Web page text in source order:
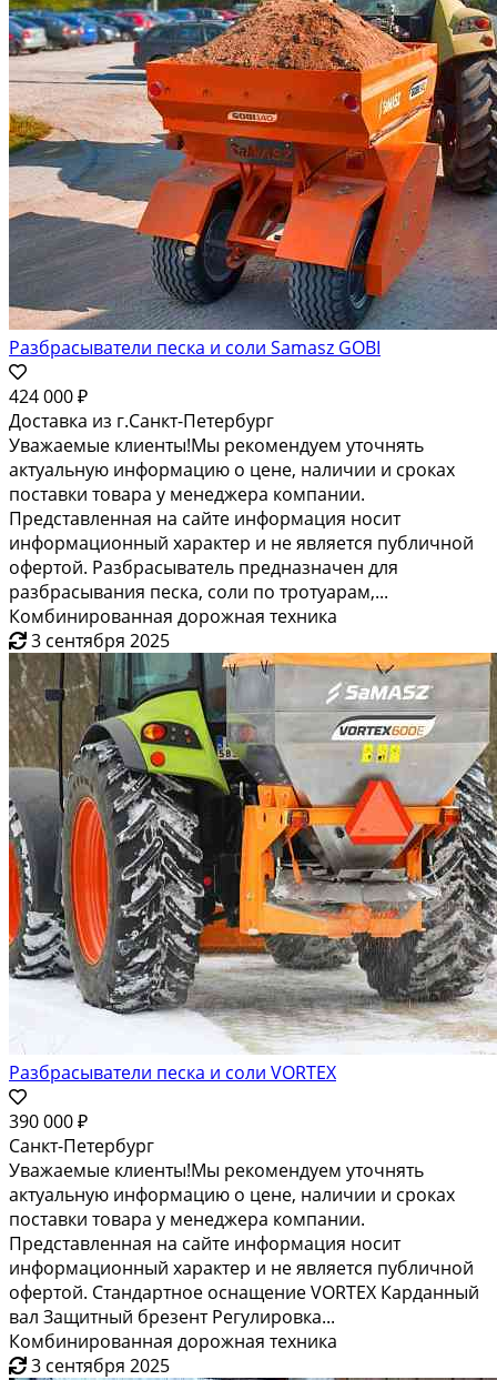
Разбрасыватели песка и соли Samasz GOBI
424 000 ₽
Доставка из г.Санкт-Петербург
Уважаемые клиенты!Мы рекомендуем уточнять
актуальную информацию о цене, наличии и сроках
поставки товара у менеджера компании.
Представленная на сайте информация носит
информационный характер и не является публичной
офертой. Разбрасыватель предназначен для
разбрасывания песка, соли по тротуарам,...
Комбинированная дорожная техника
3 сентября 2025
Разбрасыватели песка и соли VORTEX
390 000 ₽
Санкт-Петербург
Уважаемые клиенты!Мы рекомендуем уточнять
актуальную информацию о цене, наличии и сроках
поставки товара у менеджера компании.
Представленная на сайте информация носит
информационный характер и не является публичной
офертой. Стандартное оснащение VORTEX Карданный
вал Защитный брезент Регулировка...
Комбинированная дорожная техника
3 сентября 2025